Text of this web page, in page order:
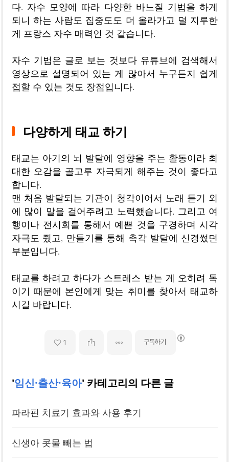
다. 자수 모양에 따라 다양한 바느질 기법을 하게
되니 하는 사람도 집중도도 더 올라가고 덜 지루한
게 프랑스 자수 매력인 것 같습니다.
자수 기법은 글로 보는 것보다 유튜브에 검색해서
영상으로 설명되어 있는 게 많아서 누구든지 쉽게
접할 수 있는 것도 장점입니다.
다양하게 태교 하기
태교는 아기의 뇌 발달에 영향을 주는 활동이라 최
대한 오감을 골고루 자극되게 해주는 것이 좋다고
합니다.
맨 처음 발달되는 기관이 청각이어서 노래 듣기 외
에 많이 말을 걸어주려고 노력했습니다. 그리고 여
행이나 전시회를 통해서 예쁜 것을 구경하며 시각
자극도 줬고, 만들기를 통해 촉각 발달에 신경썼던
부분입니다.
태교를 하려고 하다가 스트레스 받는 게 오히려 독
이기 때문에 본인에게 맞는 취미를 찾아서 태교하
시길 바랍니다.
1 구독하기
'임신·출산·육아' 카테고리의 다른 글
파라핀 치료기 효과와 사용 후기
신생아 콧물 빼는 법